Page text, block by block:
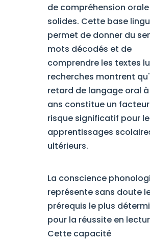
de compréhension orale
solides. Cette base
permet de donner du
mots décodés et de
comprendre les textes
recherches montrent
retard de langage oral
ans constitue un
risque significatif pour
apprentissages
ultérieurs.
La conscience
représente sans doute
prérequis le plus
pour la réussite en
Cette capacité